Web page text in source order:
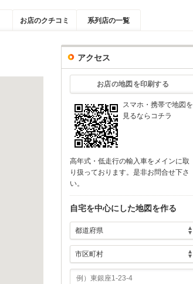
お店のクチコミ 系列店の一覧
アクセス
お店の地図を印刷する
スマホ・携帯で地図を
見るならコチラ
高年式・低走行の輸入車をメインに取
り扱っております。是非お問合せ下さ
い。
自宅を中心にした地図を作る